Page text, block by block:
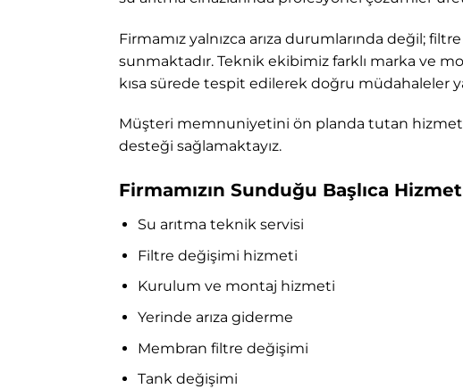
Firmamız yalnızca arıza durumlarında değil;
sunmaktadır. Teknik ekibimiz farklı marka ve
kısa sürede tespit edilerek doğru müdahaleler
Müşteri memnuniyetini ön planda tutan hizmet
desteği sağlamaktayız.
Firmamızın Sunduğu Başlıca
Su arıtma teknik servisi
Filtre değişimi hizmeti
Kurulum ve montaj hizmeti
Yerinde arıza giderme
Membran filtre değişimi
Tank değişimi